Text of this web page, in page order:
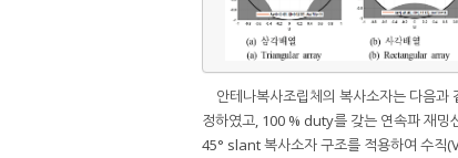
안테나복사조립체의 복사소자는 다음
정하였고, 100 % duty를 갖는 연속파 재밍
45° slant 복사소자 구조를 적용하여 수직